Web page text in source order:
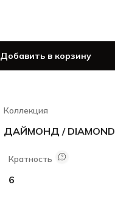
Добавить в корзину
Коллекция
ДАЙМОНД / DIAMOND
Кратность
6